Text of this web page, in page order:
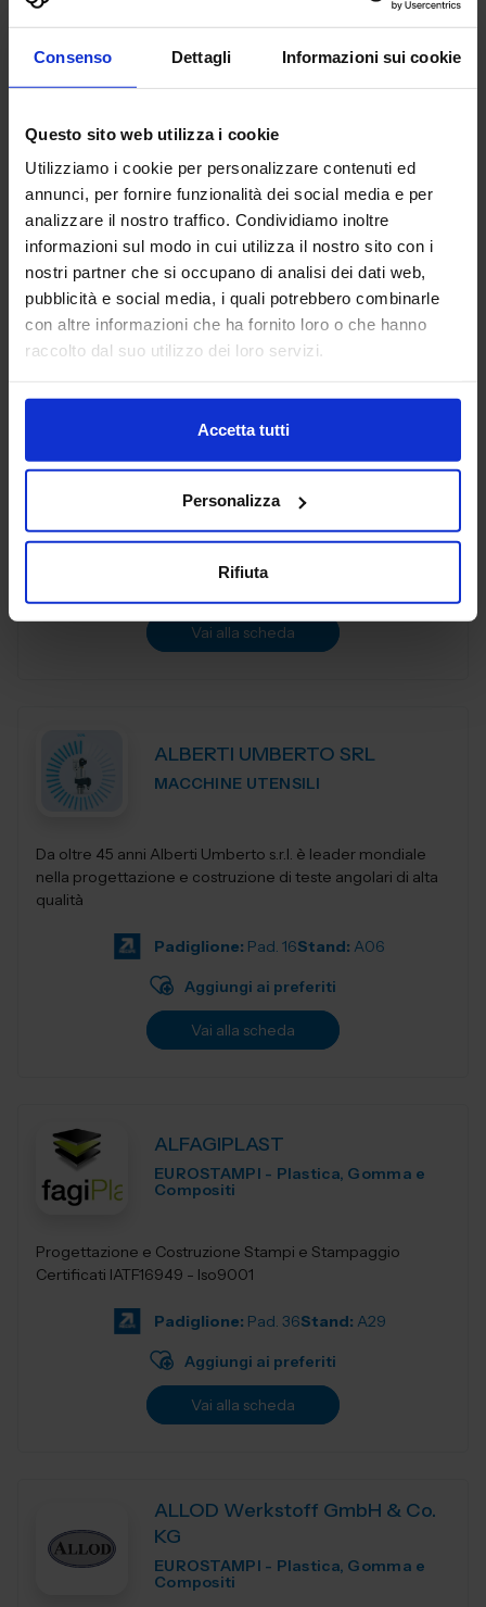
Consenso Dettagli Informazioni sui cookie
Questo sito web utilizza i cookie
Utilizziamo i cookie per personalizzare contenuti ed
annunci, per fornire funzionalità dei social media e per
analizzare il nostro traffico. Condividiamo inoltre
informazioni sul modo in cui utilizza il nostro sito con i
nostri partner che si occupano di analisi dei dati web,
pubblicità e social media, i quali potrebbero combinarle
con altre informazioni che ha fornito loro o che hanno
raccolto dal suo utilizzo dei loro servizi.
Accetta tutti
Personalizza
Rifiuta
AG TECHNIK SRL
Aggiungi ai preferiti
AGIE CHARMILLES
Benvenuti alla celebrazione del nostro 70° anniversario! In
siamo orgogliosi di essere protagonisti di una ricca storia e
fautori di...
Padiglione:Pad. 19Stand:E34
Vai alla scheda
ALBERTI UMBERTO SRL
MACCHINE UTENSILI
Da oltre 45 anni Alberti Umberto s.r.l. è leader mondiale
nella progettazione e costruzione di teste angolari di alta
qualità
Padiglione: Pad. 16Stand: A06
Aggiungi ai preferiti
Vai alla scheda
ALFAGIPLAST
EUROSTAMPI - Plastica, Gomma e
Compositi
Progettazione e Costruzione Stampi e Stampaggio
Certificati IATF16949 - Iso9001
Padiglione: Pad. 36Stand: A29
Aggiungi ai preferiti
Vai alla scheda
ALLOD Werkstoff GmbH & Co.
KG
EUROSTAMPI - Plastica, Gomma e
Compositi